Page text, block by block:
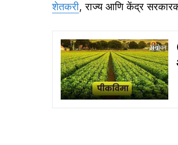
शेतकरी, राज्य आणि केंद्र